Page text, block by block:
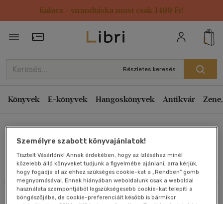
Kulacs / strandtáska most csak 1499 Ft!
Törzsvásárlói Kártya adatai
Részletes keresés
Könyvek E-könyvek Hangoskönyvek Antikvár
Művei
Szűrés Rendezés
Rendezés
Kiadás éve szerint csökkenő
Ár szerint csökkenő
Eladott darabszám szerint csökkenő
Eladott darabszám szerint növekvő
Cím szerint A-Z
Szerző szerint A-Z
Személyre szabott könyvajánlatok!
Tisztelt Vásárlónk! Annak érdekében, hogy az ízléséhez minél
közelebb álló könyveket tudjunk a figyelmébe ajánlani, arra kérjük,
hogy fogadja el az ehhez szükséges cookie-kat a „Rendben” gomb
megnyomásával. Ennek hiányában weboldalunk csak a weboldal
használata szempontjából legszükségesebb cookie-kat telepíti a
böngészőjébe, de cookie-preferenciáit később is bármikor